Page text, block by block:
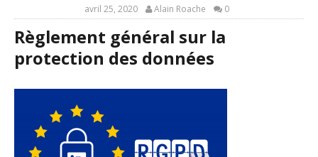
avril 25, 2020 Alain Roache 0
Règlement général sur la
protection des données